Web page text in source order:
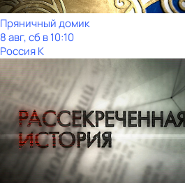
Пряничный домик
8 авг, сб в 10:10
Россия К